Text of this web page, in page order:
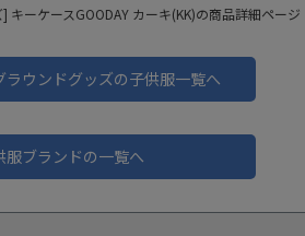
キーケースGOODAY カーキ(KK)の商品詳細ページ
ラウンドグッズの子供服一覧へ
服ブランドの一覧へ